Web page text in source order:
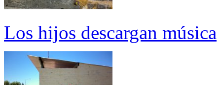
Los hijos descargan música